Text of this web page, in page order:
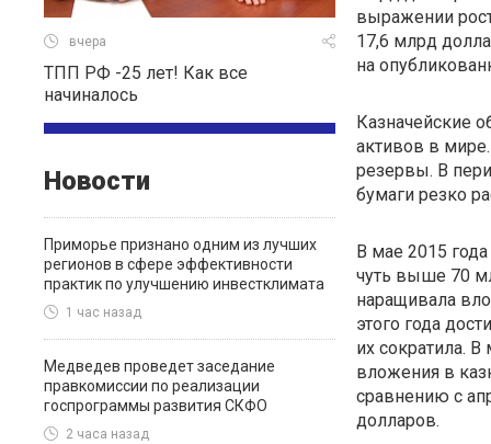
вчера
ТПП РФ -25 лет! Как все
начиналось
Новости
Приморье признано одним из лучших
регионов в сфере эффективности
практик по улучшению инвестклимата
1 час назад
Медведев проведет заседание
правкомиссии по реализации
госпрограммы развития СКФО
2 часа назад
выражении
17,6 млрд
на
Казначейские
активов в
резервы. В
бумаги резко
В мае 2015
чуть выше 70
наращивала
этого года
их сократила.
вложения в
сравнению с
долларов.